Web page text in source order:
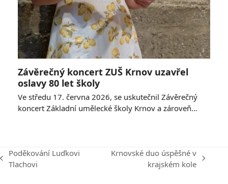
Závěrečný koncert ZUŠ Krnov uzavřel
oslavy 80 let školy
Ve středu 17. června 2026, se uskutečnil Závěrečný
koncert Základní umělecké školy Krnov a zároveň…
previous
Poděkování Luďkovi
Tlachovi
Krnovské duo úspěšné v
krajském kole